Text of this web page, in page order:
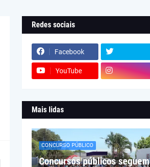
Redes sociais
Facebook
YouTube
Mais lidas
CONCURSO PÚBLICO
Concursos públicos seguem